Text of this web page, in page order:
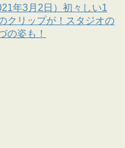
年3月2日）初々しい1
クリップが！スタジオの
の姿も！